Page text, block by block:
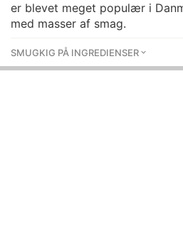
er blevet meget populær i
med masser af smag.
SMUGKIG PÅ INGREDIENSER